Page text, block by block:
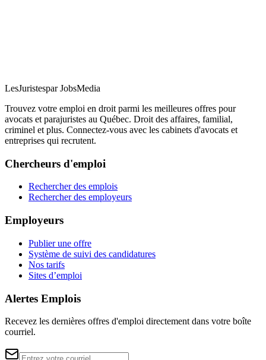
LesJuristespar JobsMedia
Trouvez votre emploi en droit parmi les meilleures offres pour
avocats et parajuristes au Québec. Droit des affaires, familial,
criminel et plus. Connectez-vous avec les cabinets d'avocats et
entreprises qui recrutent.
Chercheurs d'emploi
Rechercher des emplois
Rechercher des employeurs
Employeurs
Publier une offre
Système de suivi des candidatures
Nos tarifs
Sites d’emploi
Alertes Emplois
Recevez les dernières offres d'emploi directement dans votre boîte
courriel.